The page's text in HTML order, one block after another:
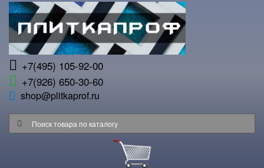
+7(495) 105-92-00
+7(926) 650-30-60
shop@plitkaprof.ru